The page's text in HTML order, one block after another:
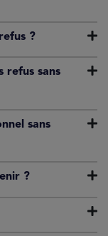
?
refus sans
sans
?